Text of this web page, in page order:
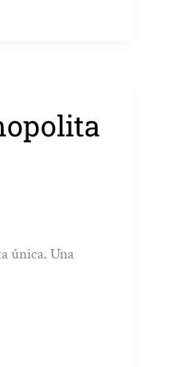
única. Una